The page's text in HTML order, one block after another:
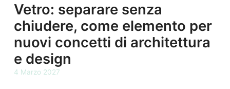
Vetro: separare senza
chiudere, come elemento per
nuovi concetti di architettura
e design
4 Marzo 2027